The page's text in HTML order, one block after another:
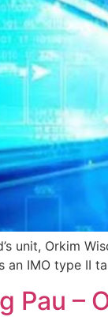
unit, Orkim
an IMO type II
Pau –